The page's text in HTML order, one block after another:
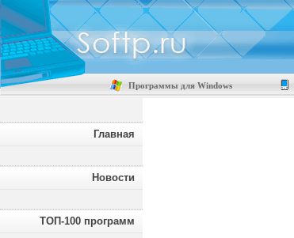
Программы для Windows
Главная
Новости
ТОП-100 программ